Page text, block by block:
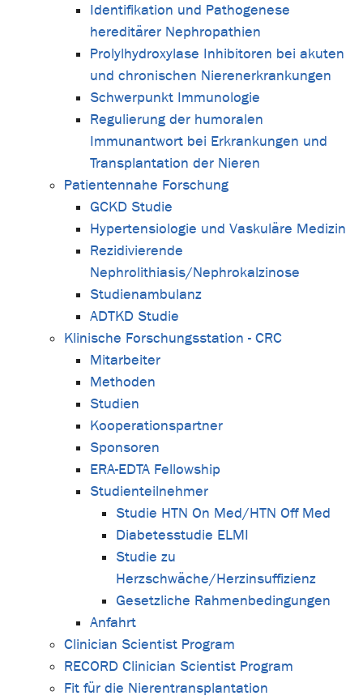
Identifikation und Pathogenese
hereditärer Nephropathien
Prolylhydroxylase Inhibitoren bei akuten
und chronischen Nierenerkrankungen
Schwerpunkt Immunologie
Regulierung der humoralen
Immunantwort bei Erkrankungen und
Transplantation der Nieren
Patientennahe Forschung
GCKD Studie
Hypertensiologie und Vaskuläre Medizin
Rezidivierende
Nephrolithiasis/Nephrokalzinose
Studienambulanz
ADTKD Studie
Klinische Forschungsstation - CRC
Mitarbeiter
Methoden
Studien
Kooperationspartner
Sponsoren
ERA-EDTA Fellowship
Studienteilnehmer
Studie HTN On Med/HTN Off Med
Diabetesstudie ELMI
Studie zu
Herzschwäche/Herzinsuffizienz
Gesetzliche Rahmenbedingungen
Anfahrt
Clinician Scientist Program
RECORD Clinician Scientist Program
Fit für die Nierentransplantation